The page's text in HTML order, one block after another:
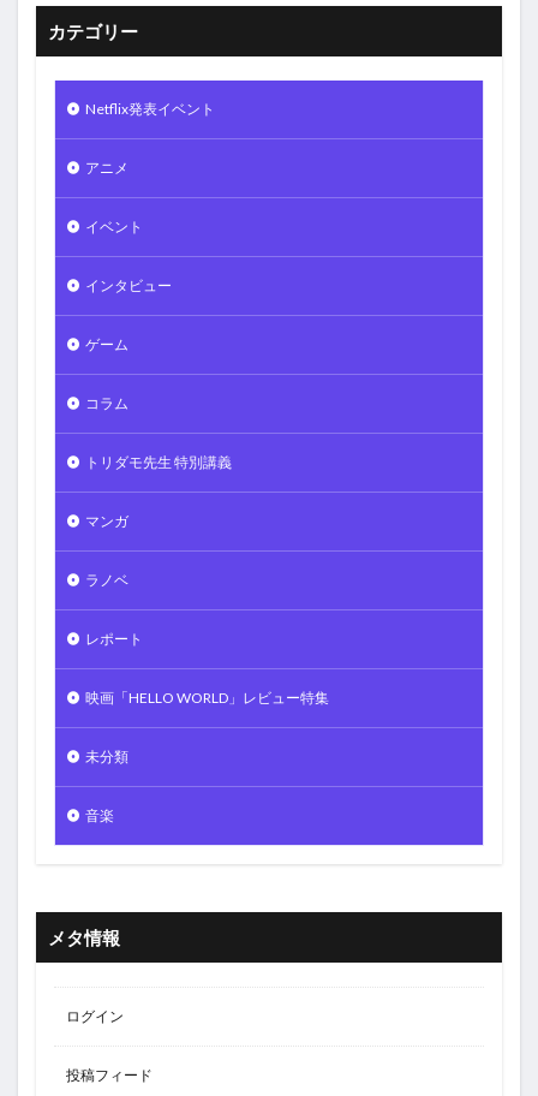
カテゴリー
Netflix発表イベント
アニメ
イベント
インタビュー
ゲーム
コラム
トリダモ先生 特別講義
マンガ
ラノベ
レポート
映画「HELLO WORLD」レビュー特集
未分類
音楽
メタ情報
ログイン
投稿フィード